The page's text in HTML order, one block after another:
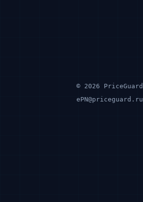
© 2026 PriceGuard
ePN@priceguard.ru